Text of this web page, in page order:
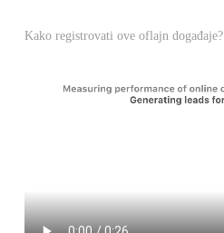
Kako registrovati ove oflajn događaje?